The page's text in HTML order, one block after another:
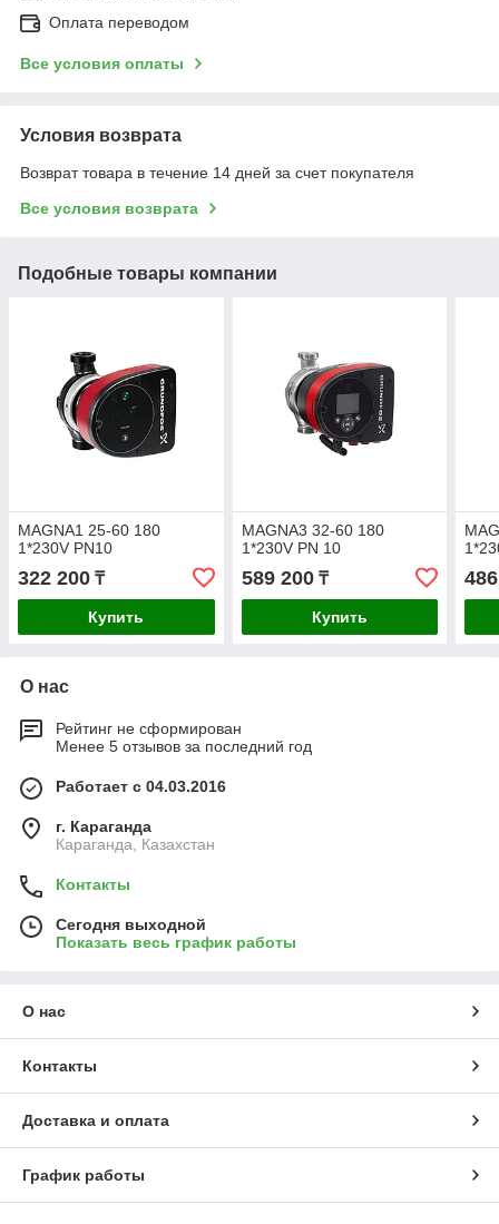
Оплата переводом
Все условия оплаты
Условия возврата
Возврат товара в течение 14 дней за счет покупателя
Все условия возврата
Подобные товары компании
MAGNA1 25-60 180
1*230V PN10
322 200 ₸
Купить
MAGNA3 32-60 180
1*230V PN 10
589 200₸
Купить
О нас
Рейтинг не сформирован
Менее 5 отзывов за последний год
Работает с 04.03.2016
г. Караганда
Караганда, Казахстан
Контакты
Сегодня выходной
Показать весь график работы
О нас
Контакты
Доставка и оплата
График работы